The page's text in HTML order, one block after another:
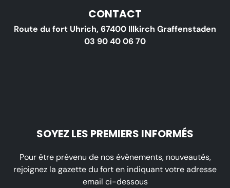
CONTACT
Route du fort Uhrich, 67400 Illkirch Graffenstaden
03 90 40 06 70
SOYEZ LES PREMIERS INFORMÉS
Pour être prévenu de nos évènements, nouveautés,
rejoignez la gazette du fort en indiquant votre adresse
email ci-dessous